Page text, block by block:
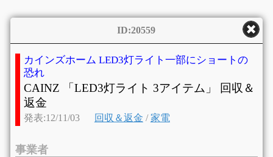
ID:20559
カインズホーム LED3灯ライト一部にショートの
恐れ
CAINZ 「LED3灯ライト 3アイテム」 回収＆
返金
発表:12/11/03 回収＆返金 /家電
事業者